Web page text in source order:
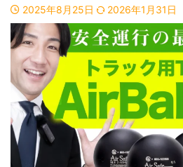
2025年8月25日 2026年1月31日